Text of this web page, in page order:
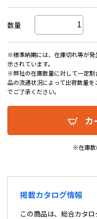
数量
※標準納期には、在庫切れ等が発
示されています。
※弊社の在庫数量に対して一定
品の流通状況によって出荷数量
でご了承ください。
カ
※在庫数
掲載カタログ情報
この商品は、総合カタ